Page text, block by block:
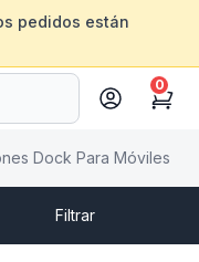
pedidos están
Cart
0
Dock Para Móviles
Filtrar